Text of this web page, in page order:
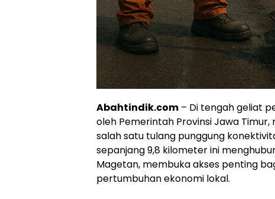
Abahtindik.com – Di tengah geliat
oleh Pemerintah Provinsi Jawa
salah satu tulang punggung
sepanjang 9,8 kilometer ini
Magetan, membuka akses penting
pertumbuhan ekonomi lokal.